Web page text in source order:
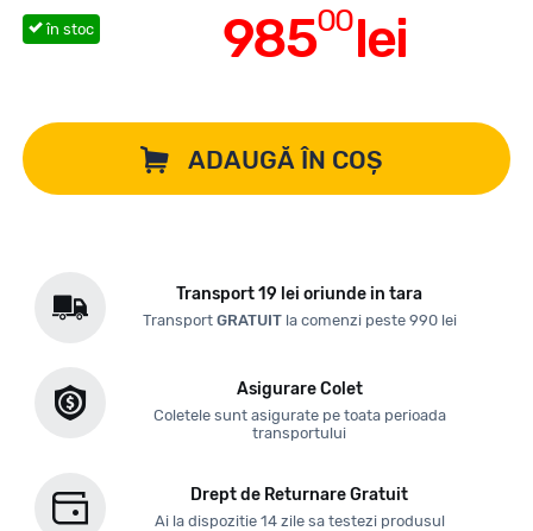
98500lei
în stoc
ADAUGĂ ÎN COȘ
Transport 19 lei oriunde in tara
Transport GRATUITla comenzi peste 990 lei
Asigurare Colet
Coletele sunt asigurate pe toata perioada
transportului
Drept de Returnare Gratuit
Ai la dispozitie 14 zile sa testezi produsul